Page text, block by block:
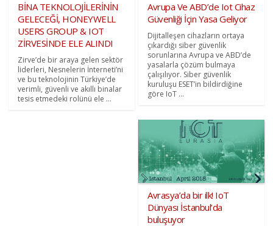
BİNA TEKNOLOJİLERİNİN
GELECEĞİ, HONEYWELL
USERS GROUP & IOT
ZİRVESİNDE ELE ALINDI
Zirve’de bir araya gelen sektör
liderleri, Nesnelerin İnterneti’ni
ve bu teknolojinin Türkiye’de
verimli, güvenli ve akıllı binalar
tesis etmedeki rolünü ele ...
Avrupa Ve ABD’de Iot Cihaz
Güvenliği İçin Yasa Geliyor
Dijitalleşen cihazların ortaya
çıkardığı siber güvenlik
sorunlarına Avrupa ve ABD’de
yasalarla çözüm bulmaya
çalışılıyor. Siber güvenlik
kuruluşu ESET’in bildirdiğine
göre IoT ...
Avrasya’da bir ilk! IoT
Dünyası İstanbul’da
buluşuyor